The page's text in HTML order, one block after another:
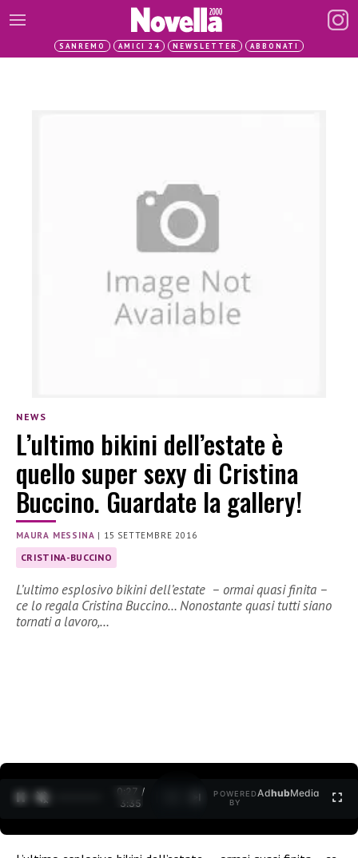
SANREMO AMICI 24 NEWSLETTER ABBONATI
NEWS
L’ultimo bikini dell’estate è
quello super sexy di Cristina
Buccino. Guardate la gallery!
MAURA MESSINA | 15 SETTEMBRE 2016
CRISTINA-BUCCINO
L’ultimo esplosivo bikini dell’estate – ormai quasi finita –
ce lo regala Cristina Buccino… Nonostante quasi tutti siano
tornati a lavoro,…
0:27 /
3:35
POWERED
BY
AdhubMedia